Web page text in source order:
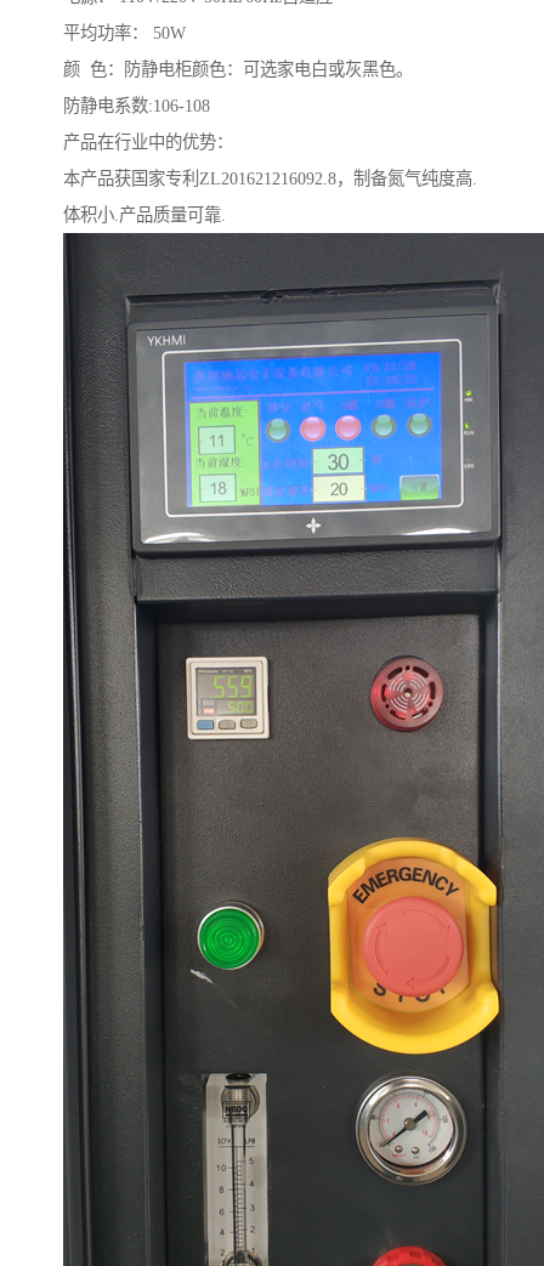
平均功率： 50W
颜 色：防静电柜颜色：可选家电白或灰黑色。
防静电系数:106-108
产品在行业中的优势：
本产品获国家专利ZL201621216092.8，制备氮气纯度高.
体积小.产品质量可靠.